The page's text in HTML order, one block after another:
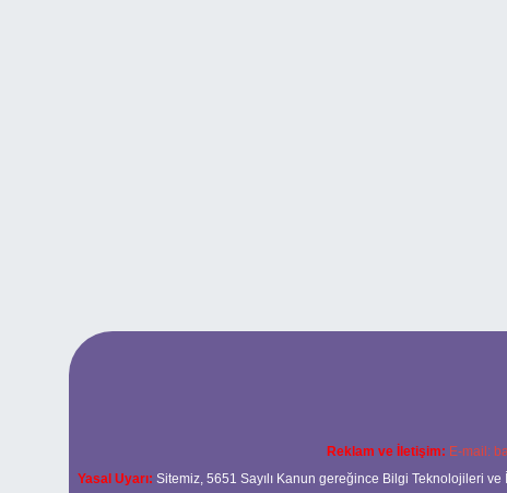
Reklam ve İletişim: E-mail:
Yasal Uyarı: Sitemiz, 5651 Sayılı Kanun gereğince Bilgi Teknolojileri